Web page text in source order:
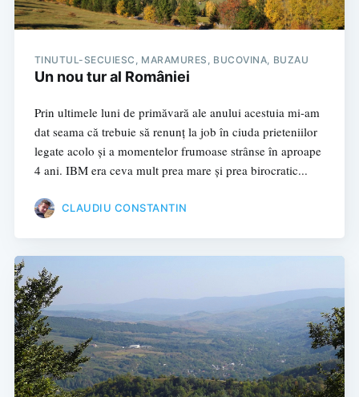
TINUTUL-SECUIESC, MARAMURES, BUCOVINA, BUZAU
Un nou tur al României
Prin ultimele luni de primăvară ale anului acestuia mi-am
dat seama că trebuie să renunț la job în ciuda prieteniilor
legate acolo și a momentelor frumoase strânse în aproape
4 ani. IBM era ceva mult prea mare și prea birocratic...
CLAUDIU CONSTANTIN